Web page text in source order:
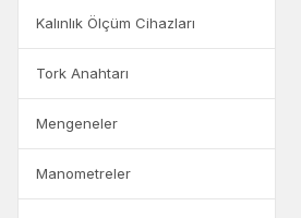
Kalınlık Ölçüm Cihazları
Tork Anahtarı
Mengeneler
Manometreler